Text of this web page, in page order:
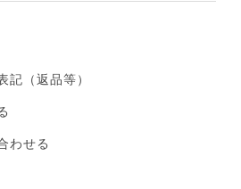
記（返品等）
わせる